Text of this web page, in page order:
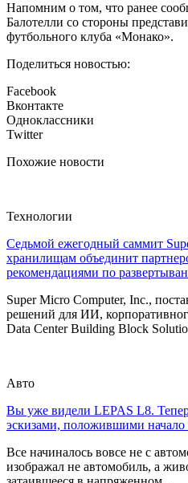
Напомним о том, что ранее
Балотелли со стороны
футбольного клуба «Монако».
Поделиться новостью:
Facebook
Вконтакте
Одноклассники
Twitter
Похожие новости
Технологии
Седьмой ежегодный саммит
хранилищам объединит
рекомендациями по
Super Micro Computer, Inc.,
решений для ИИ,
Data Center Building Block
Авто
Вы уже видели LEPAS L8.
эскизами, положившими начало
Все начиналось вовсе не с
изображал не автомобиль, а